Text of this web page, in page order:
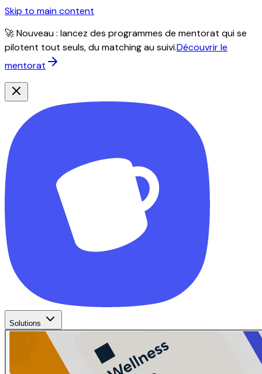
Skip to main content
🚀 Nouveau : lancez des programmes de mentorat qui se
pilotent tout seuls, du matching au suivi.Découvrir le
mentorat
Solutions